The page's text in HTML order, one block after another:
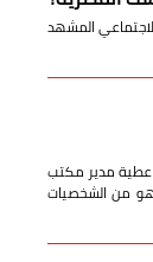
المشهد
مدير مكتب
من الشخصيات